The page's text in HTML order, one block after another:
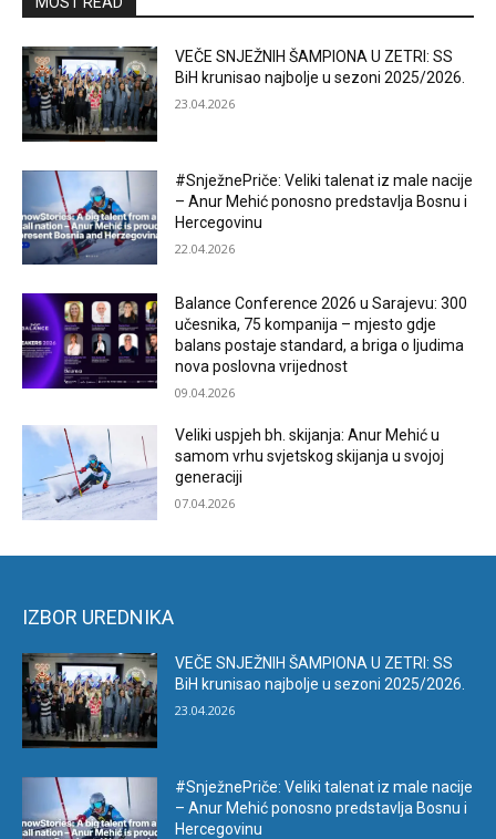
VEČE SNJEŽNIH ŠAMPIONA U ZETRI: SS
BiH krunisao najbolje u sezoni 2025/2026.
23.04.2026
#SnježnePriče: Veliki talenat iz male nacije
– Anur Mehić ponosno predstavlja Bosnu i
Hercegovinu
22.04.2026
Balance Conference 2026 u Sarajevu: 300
učesnika, 75 kompanija – mjesto gdje
balans postaje standard, a briga o ljudima
nova poslovna vrijednost
09.04.2026
Veliki uspjeh bh. skijanja: Anur Mehić u
samom vrhu svjetskog skijanja u svojoj
generaciji
07.04.2026
IZBOR UREDNIKA
VEČE SNJEŽNIH ŠAMPIONA U ZETRI: SS
BiH krunisao najbolje u sezoni 2025/2026.
23.04.2026
#SnježnePriče: Veliki talenat iz male nacije
– Anur Mehić ponosno predstavlja Bosnu i
Hercegovinu